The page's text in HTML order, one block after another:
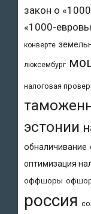
закон о
«1000-
конверте
люксембург
налоговая
эстонии
обналичивание
оптимизация
оффшоры
россия